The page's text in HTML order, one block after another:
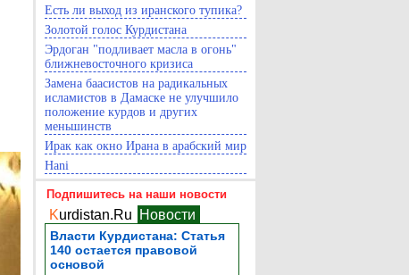
Есть ли выход из иранского тупика?
Золотой голос Курдистана
Эрдоган "подливает масла в огонь"
ближневосточного кризиса
Замена баасистов на радикальных
исламистов в Дамаске не улучшило
положение курдов и других
меньшинств
Ирак как окно Ирана в арабский мир
Hani
Подпишитесь на наши новости
Kurdistan.Ru Новости
Власти Курдистана: Статья
140 остается правовой
основой